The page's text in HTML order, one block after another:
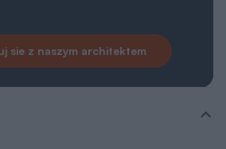
sie z naszym architektem